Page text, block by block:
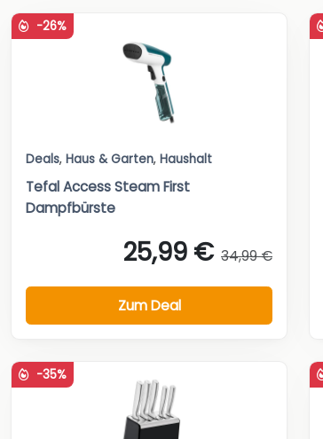
-26%
Deals, Haus & Garten, Haushalt
Tefal Access Steam First
Dampfbürste
25,99 € 34,99 €
Zum Deal
-35%